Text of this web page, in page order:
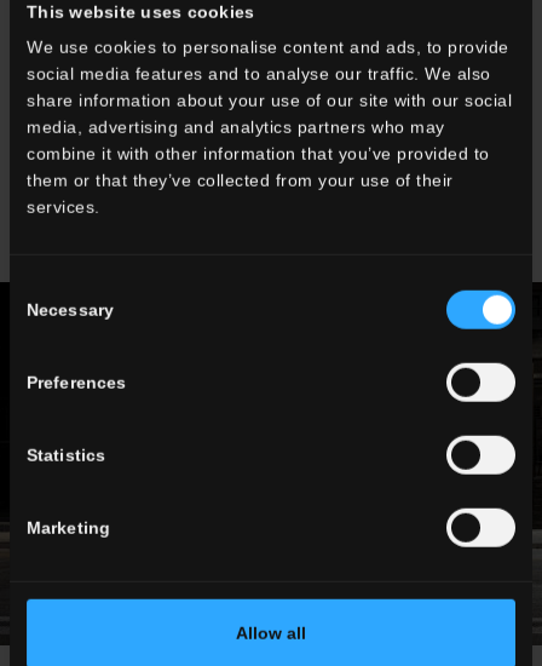
This website uses cookies
We use cookies to personalise content and ads, to provide
social media features and to analyse our traffic. We also
share information about your use of our site with our social
media, advertising and analytics partners who may
combine it with other information that you’ve provided to
them or that they’ve collected from your use of their
services.
Consent
Selection
Necessary
Preferences
Statistics
Marketing
Allow all
Il progetto è di Eleni Karimali.
nei progetti di Eleni Karimali, la giovane ma già rinomata
architetta rodiese laureata al Politecnico di Torino che, giocando
con i diversi materiali senza prevaricazioni, si adegua ai luoghi e
alle circostanze.
SCOPRI LA COLLEZIONE STELVIO